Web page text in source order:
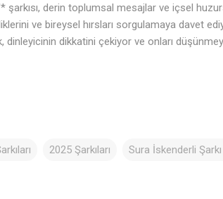
derin toplumsal mesajlar ve içsel
ve bireysel hırsları sorgulamaya davet
dikkatini çekiyor ve onları
2025 Şarkıları Sura İskenderli